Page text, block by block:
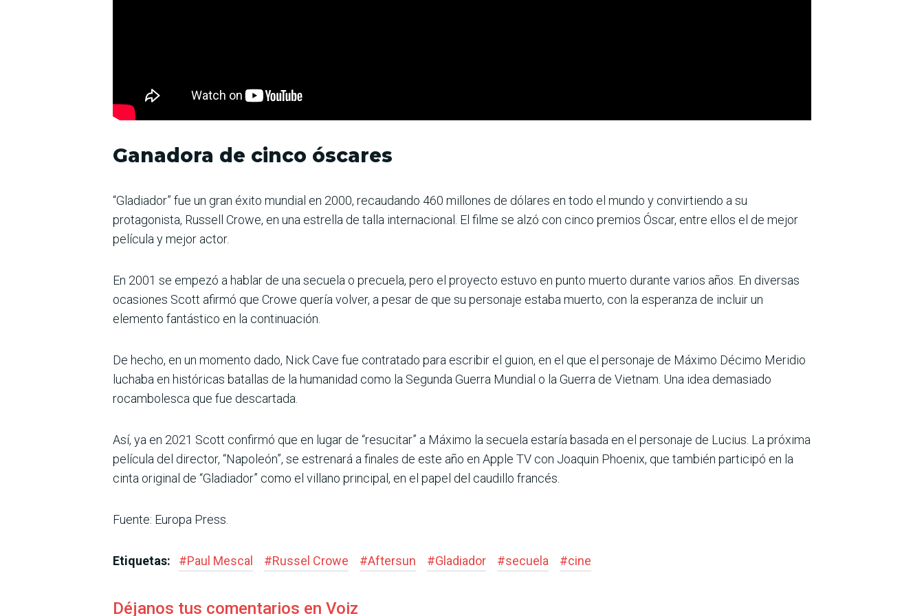
Ganadora de cinco óscares
“Gladiador” fue un gran éxito mundial en 2000, recaudando 460 millones de dólares en todo el mundo y convirtiendo a su
protagonista, Russell Crowe, en una estrella de talla internacional. El filme se alzó con cinco premios Óscar, entre ellos el de mejor
película y mejor actor.
En 2001 se empezó a hablar de una secuela o precuela, pero el proyecto estuvo en punto muerto durante varios años. En diversas
ocasiones Scott afirmó que Crowe quería volver, a pesar de que su personaje estaba muerto, con la esperanza de incluir un
elemento fantástico en la continuación.
De hecho, en un momento dado, Nick Cave fue contratado para escribir el guion, en el que el personaje de Máximo Décimo Meridio
luchaba en históricas batallas de la humanidad como la Segunda Guerra Mundial o la Guerra de Vietnam. Una idea demasiado
rocambolesca que fue descartada.
Así, ya en 2021 Scott confirmó que en lugar de “resucitar” a Máximo la secuela estaría basada en el personaje de Lucius. La próxima
película del director, “Napoleón”, se estrenará a finales de este año en Apple TV con Joaquin Phoenix, que también participó en la
cinta original de “Gladiador” como el villano principal, en el papel del caudillo francés.
Fuente: Europa Press.
Etiquetas: #Paul Mescal #Russel Crowe #Aftersun #Gladiador #secuela #cine
Déjanos tus comentarios en Voiz